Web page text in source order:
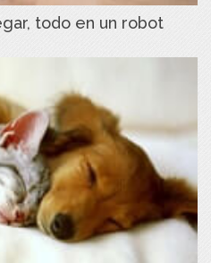
todo en un robot